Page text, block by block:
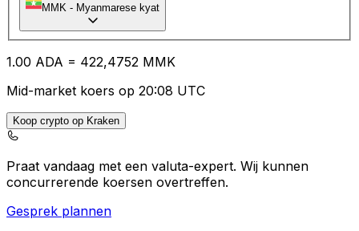
MMK - Myanmarese kyat
1.00 ADA = 422,4752 MMK
Mid-market koers op 20:08 UTC
Koop crypto op Kraken
Praat vandaag met een valuta-expert. Wij kunnen
concurrerende koersen overtreffen.
Gesprek plannen